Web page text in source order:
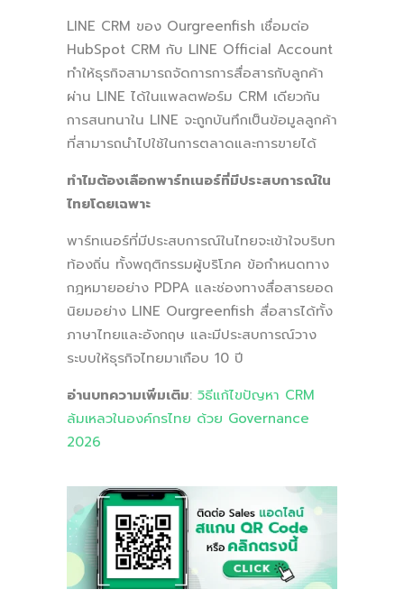
LINE CRM ของ Ourgreenfish เชื่อมต่อ
HubSpot CRM กับ LINE Official Account
ทำให้ธุรกิจสามารถจัดการการสื่อสารกับลูกค้า
ผ่าน LINE ได้ในแพลตฟอร์ม CRM เดียวกัน
การสนทนาใน LINE จะถูกบันทึกเป็นข้อมูลลูกค้า
ที่สามารถนำไปใช้ในการตลาดและการขายได้
ทำไมต้องเลือกพาร์ทเนอร์ที่มีประสบการณ์ใน
ไทยโดยเฉพาะ
พาร์ทเนอร์ที่มีประสบการณ์ในไทยจะเข้าใจบริบท
ท้องถิ่น ทั้งพฤติกรรมผู้บริโภค ข้อกำหนดทาง
กฎหมายอย่าง PDPA และช่องทางสื่อสารยอด
นิยมอย่าง LINE Ourgreenfish สื่อสารได้ทั้ง
ภาษาไทยและอังกฤษ และมีประสบการณ์วาง
ระบบให้ธุรกิจไทยมาเกือบ 10 ปี
อ่านบทความเพิ่มเติม: วิธีแก้ไขปัญหา CRM
ล้มเหลวในองค์กรไทย ด้วย Governance
2026